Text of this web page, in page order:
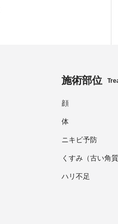
施術部位
顔
体
ニキビ予防
くすみ（古い角質
ハリ不足